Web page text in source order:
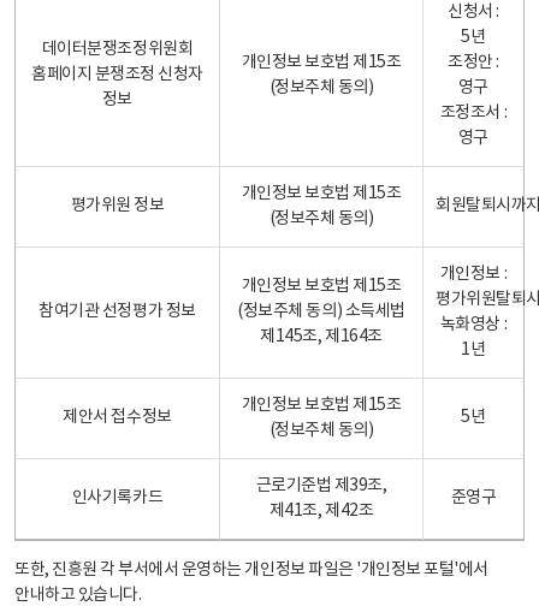
데이터분쟁조정위원회
홈페이지 분쟁조정 신청자
정보
개인정보 보호법 제15조
(정보주체 동의)
신청서 :
5년
조정안 :
영구
조정조서 :
영구
평가위원 정보
개인정보 보호법 제15조
(정보주체 동의)
회원탈퇴시까
참여기관 선정평가 정보
개인정보 보호법 제15조
(정보주체 동의) 소득세법
제145조, 제164조
개인정보 :
평가위원탈퇴
녹화영상 :
1년
제안서 접수정보
개인정보 보호법 제15조
(정보주체 동의)
5년
인사기록카드
근로기준법 제39조,
제41조, 제42조
준영구
또한, 진흥원 각 부서에서 운영하는 개인정보 파일은 '개인정보 포털'에서
안내하고 있습니다.